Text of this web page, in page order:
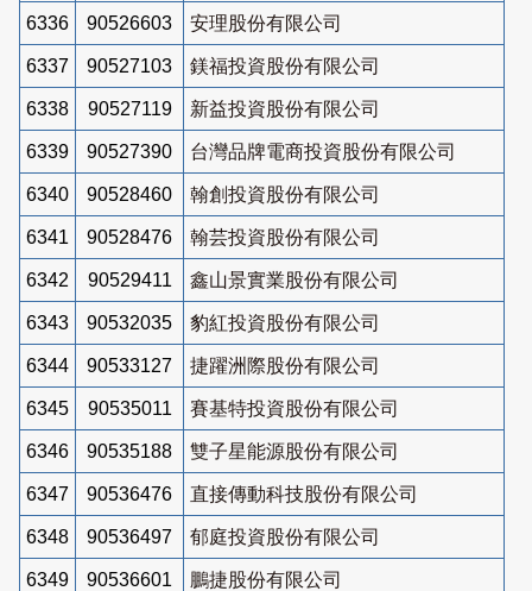
6336 90526603 安理股份有限公司
6337 90527103 鎂福投資股份有限公司
6338 90527119 新益投資股份有限公司
6339 90527390 台灣品牌電商投資股份有限公司
6340 90528460 翰創投資股份有限公司
6341 90528476 翰芸投資股份有限公司
6342 90529411 鑫山景實業股份有限公司
6343 90532035 豹紅投資股份有限公司
6344 90533127 捷躍洲際股份有限公司
6345 90535011 賽基特投資股份有限公司
6346 90535188 雙子星能源股份有限公司
6347 90536476 直接傳動科技股份有限公司
6348 90536497 郁庭投資股份有限公司
6349 90536601 鵬捷股份有限公司